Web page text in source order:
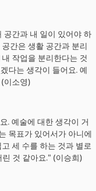
공간과 내 일이 있어야 하
간은 생활 공간과 분리
작업을 분리한다는 것
다는 생각이 들어요. 예
이소영)
. 예술에 대한 생각이 거
목표가 있어서가 아니에
세 수를 하는 것과 별로
것 같아요." (이승희)